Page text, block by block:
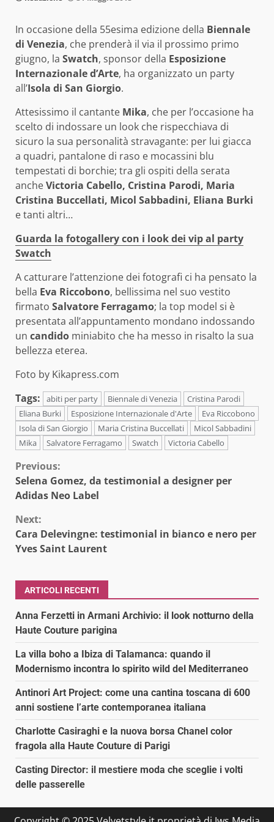
In occasione della 55esima edizione della Biennale
di Venezia, che prenderà il via il prossimo primo
giugno, la Swatch, sponsor della Esposizione
Internazionale d’Arte, ha organizzato un party
all’Isola di San Giorgio.
Attesissimo il cantante Mika, che per l’occasione ha
scelto di indossare un look che rispecchiava di
sicuro la sua personalità stravagante: per lui giacca
a quadri, pantalone di raso e mocassini blu
tempestati di borchie; tra gli ospiti della serata
ancheVictoria Cabello, Cristina Parodi, Maria
Cristina Buccellati, Micol Sabbadini, Eliana Burki
e tanti altri…
Guarda la fotogallery con i look dei vip al party
Swatch
A catturare l’attenzione dei fotografi ci ha pensato la
bella Eva Riccobono, bellissima nel suo vestito
firmato Salvatore Ferragamo; la top model si è
presentata all’appuntamento mondano indossando
un candido miniabito che ha messo in risalto la sua
bellezza eterea.
Foto by Kikapress.com
Tags:
abiti per party Biennale di Venezia
Cristina Parodi
Eliana Burki
Esposizione Internazionale d'Arte
Eva Riccobono
Isola di San Giorgio
Maria Cristina Buccellati
Micol Sabbadini
Mika
Salvatore Ferragamo Swatch Victoria Cabello
Continue
Reading
Previous:
Selena Gomez, da testimonial a designer per
Adidas Neo Label
Next:
Cara Delevingne: testimonial in bianco e nero per
Yves Saint Laurent
ARTICOLI RECENTI
Anna Ferzetti in Armani Archivio: il look notturno della
Haute Couture parigina
La villa boho a Ibiza di Talamanca: quando il
Modernismo incontra lo spirito wild del Mediterraneo
Antinori Art Project: come una cantina toscana di 600
anni sostiene l’arte contemporanea italiana
Charlotte Casiraghi e la nuova borsa Chanel color
fragola alla Haute Couture di Parigi
Casting Director: il mestiere moda che sceglie i volti
delle passerelle